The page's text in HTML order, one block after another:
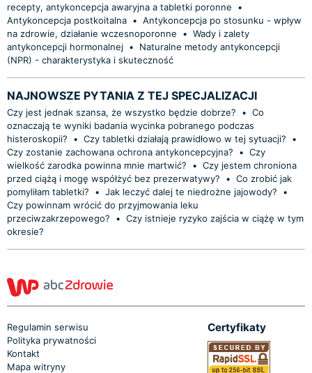
recepty, antykoncepcja awaryjna a tabletki poronne
•
Antykoncepcja postkoitalna • Antykoncepcja po stosunku - wpływ
na zdrowie, działanie wczesnoporonne
• Wady i zalety
antykoncepcji hormonalnej •
Naturalne metody antykoncepcji
(NPR) - charakterystyka i skuteczność
NAJNOWSZE PYTANIA Z TEJ SPECJALIZACJI
Czy jest jednak szansa, że wszystko będzie dobrze? • Co
oznaczają te wyniki badania wycinka pobranego podczas
histeroskopii?
• Czy tabletki działają prawidłowo w tej sytuacji?
•
Czy zostanie zachowana ochrona antykoncepcyjna?
• Czy
wielkość zarodka powinna mnie martwić?
• Czy jestem chroniona
przed ciążą i mogę współżyć bez prezerwatywy?
• Co zrobić jak
pomyliłam tabletki?
• Jak leczyć dalej te niedrożne jajowody?
•
Czy powinnam wrócić do przyjmowania leku
przeciwzakrzepowego?
• Czy istnieje ryzyko zajścia w ciążę w tym
okresie?
Regulamin serwisu
Polityka prywatności
Kontakt
Mapa witryny
Certyfikaty